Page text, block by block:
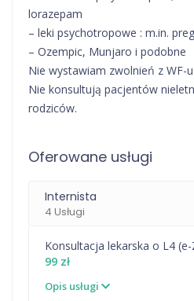
lorazepam
– leki psychotropowe : m.in.
– Ozempic, Munjaro i podobne
Nie wystawiam zwolnień z WF-
Nie konsultują pacjentów
rodziców.
Oferowane usługi
Internista
4 Usługi
Konsultacja lekarska o L4
99 zł
Opis usługi